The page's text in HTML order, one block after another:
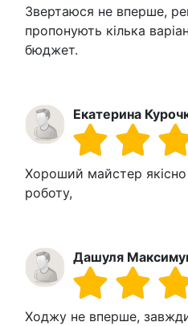
Звертаюся не вперше,
пропонують кілька
бюджет.
Екатерина
Хороший майстер
роботу,
Дашуля
Ходжу не вперше,